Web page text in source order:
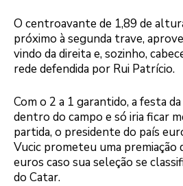
O centroavante de 1,89 de
próximo à segunda trave,
vindo da direita e, sozinho,
rede defendida por Rui Patrício.
Com o 2 a 1 garantido, a festa
dentro do campo e só iria ficar
partida, o presidente do país
Vucic prometeu uma premiação
euros caso sua seleção se
do Catar.